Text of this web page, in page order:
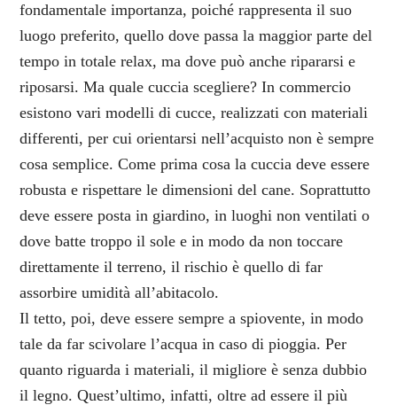
fondamentale importanza, poiché rappresenta il suo
luogo preferito, quello dove passa la maggior parte del
tempo in totale relax, ma dove può anche ripararsi e
riposarsi. Ma quale cuccia scegliere? In commercio
esistono vari modelli di cucce, realizzati con materiali
differenti, per cui orientarsi nell’acquisto non è sempre
cosa semplice. Come prima cosa la cuccia deve essere
robusta e rispettare le dimensioni del cane. Soprattutto
deve essere posta in giardino, in luoghi non ventilati o
dove batte troppo il sole e in modo da non toccare
direttamente il terreno, il rischio è quello di far
assorbire umidità all’abitacolo.
Il tetto, poi, deve essere sempre a spiovente, in modo
tale da far scivolare l’acqua in caso di pioggia. Per
quanto riguarda i materiali, il migliore è senza dubbio
il legno. Quest’ultimo, infatti, oltre ad essere il più